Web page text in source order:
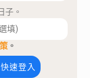
子。
。
速登入